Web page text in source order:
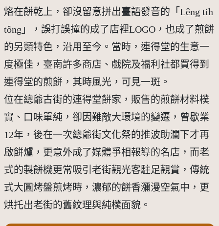
烙在餅乾上，卻沒留意拼出臺語發音的「Lêng tih
tông」，誤打誤撞的成了店裡LOGO，也成了煎餅
的另類特色，沿用至今。當時，連得堂的生意一
度極佳，臺南許多商店、戲院及福利社都買得到
連得堂的煎餅，其時風光，可見一斑。
位在總爺古街的連得堂餅家，販售的煎餅材料樸
實、口味單純，卻因難敵大環境的變遷，曾歇業
12年，後在一次總爺街文化祭的推波助瀾下才再
啟餅爐，更意外成了媒體爭相報導的名店，而老
式的製餅機更常吸引老街觀光客駐足觀賞，傳統
式大圓烤盤煎烤時，濃郁的餅香瀰漫空氣中，更
烘托出老街的舊紋理與純樸面貌。